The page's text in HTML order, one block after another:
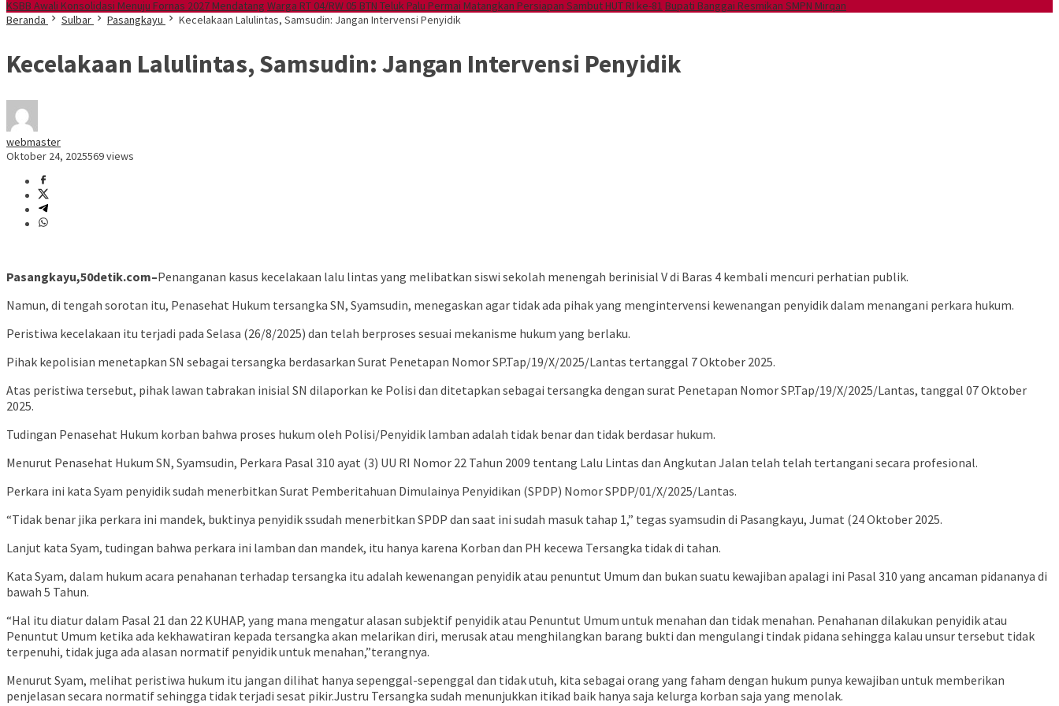
KSBB Awali Konsolidasi Menuju Fornas 2027 Mendatang Warga RT 04/RW 05 BTN Teluk Palu Permai Matangkan Persiapan Sambut HUT RI ke-81 Bupati Banggai Resmikan SMPN Mirqan
Beranda
Sulbar Pasangkayu Kecelakaan Lalulintas, Samsudin: Jangan Intervensi Penyidik
Kecelakaan Lalulintas, Samsudin: Jangan Intervensi Penyidik
webmaster
Oktober 24, 2025569 views
Pasangkayu,50detik.com–Penanganan kasus kecelakaan lalu lintas yang melibatkan siswi sekolah menengah berinisial V di Baras 4 kembali mencuri perhatian publik.
Namun, di tengah sorotan itu, Penasehat Hukum tersangka SN, Syamsudin, menegaskan agar tidak ada pihak yang mengintervensi kewenangan penyidik dalam menangani perkara hukum.
Peristiwa kecelakaan itu terjadi pada Selasa (26/8/2025) dan telah berproses sesuai mekanisme hukum yang berlaku.
Pihak kepolisian menetapkan SN sebagai tersangka berdasarkan Surat Penetapan Nomor SP.Tap/19/X/2025/Lantas tertanggal 7 Oktober 2025.
Atas peristiwa tersebut, pihak lawan tabrakan inisial SN dilaporkan ke Polisi dan ditetapkan sebagai tersangka dengan surat Penetapan Nomor SP.Tap/19/X/2025/Lantas, tanggal 07 Oktober
2025.
Tudingan Penasehat Hukum korban bahwa proses hukum oleh Polisi/Penyidik lamban adalah tidak benar dan tidak berdasar hukum.
Menurut Penasehat Hukum SN, Syamsudin, Perkara Pasal 310 ayat (3) UU RI Nomor 22 Tahun 2009 tentang Lalu Lintas dan Angkutan Jalan telah telah tertangani secara profesional.
Perkara ini kata Syam penyidik sudah menerbitkan Surat Pemberitahuan Dimulainya Penyidikan (SPDP) Nomor SPDP/01/X/2025/Lantas.
“Tidak benar jika perkara ini mandek, buktinya penyidik ssudah menerbitkan SPDP dan saat ini sudah masuk tahap 1,” tegas syamsudin di Pasangkayu, Jumat (24 Oktober 2025.
Lanjut kata Syam, tudingan bahwa perkara ini lamban dan mandek, itu hanya karena Korban dan PH kecewa Tersangka tidak di tahan.
Kata Syam, dalam hukum acara penahanan terhadap tersangka itu adalah kewenangan penyidik atau penuntut Umum dan bukan suatu kewajiban apalagi ini Pasal 310 yang ancaman pidananya di
bawah 5 Tahun.
“Hal itu diatur dalam Pasal 21 dan 22 KUHAP, yang mana mengatur alasan subjektif penyidik atau Penuntut Umum untuk menahan dan tidak menahan. Penahanan dilakukan penyidik atau
Penuntut Umum ketika ada kekhawatiran kepada tersangka akan melarikan diri, merusak atau menghilangkan barang bukti dan mengulangi tindak pidana sehingga kalau unsur tersebut tidak
terpenuhi, tidak juga ada alasan normatif penyidik untuk menahan,”terangnya.
Menurut Syam, melihat peristiwa hukum itu jangan dilihat hanya sepenggal-sepenggal dan tidak utuh, kita sebagai orang yang faham dengan hukum punya kewajiban untuk memberikan
penjelasan secara normatif sehingga tidak terjadi sesat pikir.Justru Tersangka sudah menunjukkan itikad baik hanya saja kelurga korban saja yang menolak.